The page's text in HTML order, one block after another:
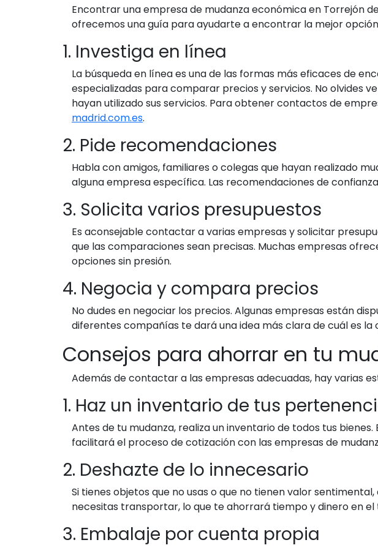
Encontrar una empresa de mudanza económica en Torrejón
ofrecemos una guía para ayudarte a encontrar la mejor
1. Investiga en línea
La búsqueda en línea es una de las formas más eficaces de
especializadas para comparar precios y servicios. No olvides
hayan utilizado sus servicios. Para obtener contactos de
madrid.com.es.
2. Pide recomendaciones
Habla con amigos, familiares o colegas que hayan realizado
alguna empresa específica. Las recomendaciones de
3. Solicita varios presupuestos
Es aconsejable contactar a varias empresas y solicitar
que las comparaciones sean precisas. Muchas empresas
opciones sin presión.
4. Negocia y compara precios
No dudes en negociar los precios. Algunas empresas están
diferentes compañías te dará una idea más clara de cuál es
Consejos para ahorrar en tu
Además de contactar a las empresas adecuadas, hay varias
1. Haz un inventario de tus
Antes de tu mudanza, realiza un inventario de todos tus
facilitará el proceso de cotización con las empresas de
2. Deshazte de lo innecesario
Si tienes objetos que no usas o que no tienen valor
necesitas transportar, lo que te ahorrará tiempo y dinero en el
3. Embalaje por cuenta propia